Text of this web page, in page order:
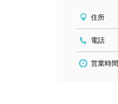
住所
電話
営業時間